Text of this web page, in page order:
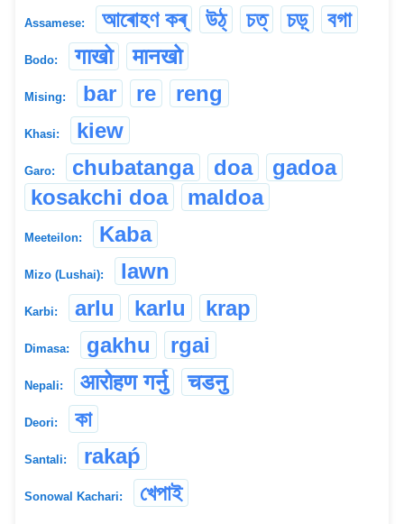
Assamese: আৰোহণ কৰ্ উঠ্ চত্ চড়্ বগা
Bodo: गाखो मानखो
Mising: bar re reng
Khasi: kiew
Garo: chubatanga doa
gadoa
kosakchi doa
maldoa
Meeteilon: Kaba
Mizo (Lushai): lawn
Karbi: arlu karlu krap
Dimasa: gakhu rgai
Nepali: आरोहण गर्नु चडनु
Deori: কা
Santali: rakaṕ
Sonowal Kachari: খেপাই